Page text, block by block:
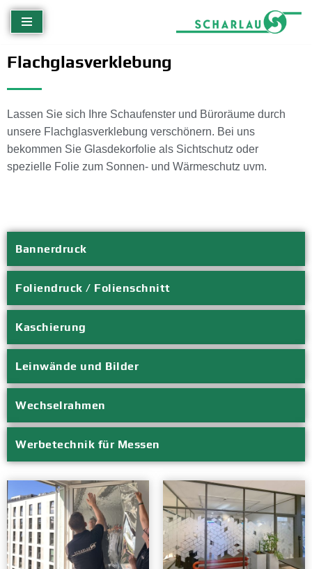
Zum
Inhalt
springen
Flachglasverklebung
Lassen Sie sich Ihre Schaufenster und Büroräume durch
unsere Flachglasverklebung verschönern. Bei uns
bekommen Sie Glasdekorfolie als Sichtschutz oder
spezielle Folie zum Sonnen- und Wärmeschutz uvm.
Bannerdruck
Foliendruck / Folienschnitt
Kaschierung
Leinwände und Bilder
Wechselrahmen
Werbetechnik für Messen